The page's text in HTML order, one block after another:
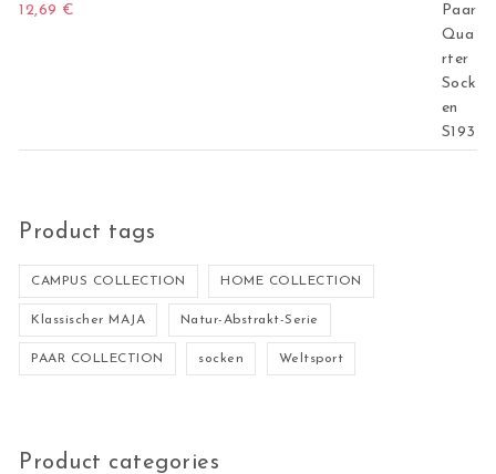
12,69 €
Product tags
CAMPUS COLLECTION HOME COLLECTION
Klassischer MAJA Natur-Abstrakt-Serie
PAAR COLLECTION socken Weltsport
Product categories